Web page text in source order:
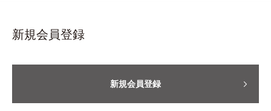
新規会員登録
新規会員登録